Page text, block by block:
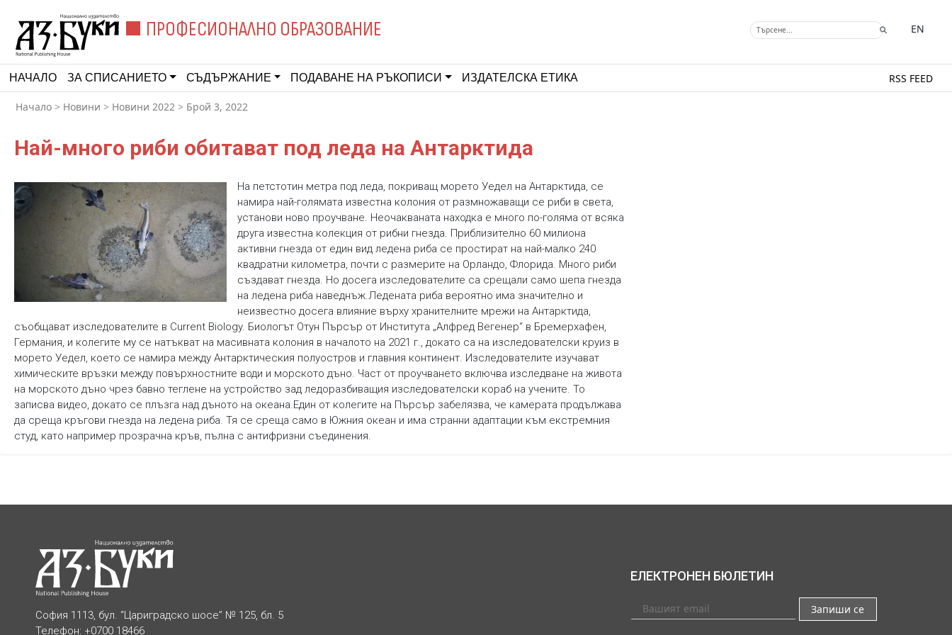
ПРОФЕСИОНАЛНО ОБРАЗОВАНИЕ EN
НАЧАЛО ЗА СПИСАНИЕТО СЪДЪРЖАНИЕ ПОДАВАНЕ НА РЪКОПИСИ ИЗДАТЕЛСКА ЕТИКА RSS FEED
Начало > Новини > Новини 2022 > Брой 3, 2022
Най-много риби обитават под леда на Антарктида
На петстотин метра под леда, покриващ морето Уедел на Антарктида, се
намира най-голямата известна колония от размножаващи се риби в света,
установи ново проучване. Неочакваната находка е много по-голяма от всяка
друга известна колекция от рибни гнезда. Приблизително 60 милиона
активни гнезда от един вид ледена риба се простират на най-малко 240
квадратни километра, почти с размерите на Орландо, Флорида. Много риби
създават гнезда. Но досега изследователите са срещали само шепа гнезда
на ледена риба наведнъж.Ледената риба вероятно има значително и
неизвестно досега влияние върху хранителните мрежи на Антарктида,
съобщават изследователите в Current Biology. Биологът Отун Пърсър от Института „Алфред Вегенер“ в Бремерхафен,
Германия, и колегите му се натъкват на масивната колония в началото на 2021 г., докато са на изследователски круиз в
морето Уедел, което се намира между Антарктическия полуостров и главния континент. Изследователите изучават
химическите връзки между повърхностните води и морското дъно. Част от проучването включва изследване на живота
на морското дъно чрез бавно теглене на устройство зад ледоразбиващия изследователски кораб на учените. То
записва видео, докато се плъзга над дъното на океана.Един от колегите на Пърсър забелязва, че камерата продължава
да среща кръгови гнезда на ледена риба. Тя се среща само в Южния океан и има странни адаптации към екстремния
студ, като например прозрачна кръв, пълна с антифризни съединения.
София 1113, бул. “Цариградско шосе” № 125, бл. 5
Телефон: +0700 18466
ЕЛЕКТРОНЕН БЮЛЕТИН
Запиши се